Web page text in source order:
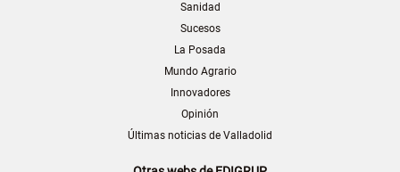
Sanidad
Sucesos
La Posada
Mundo Agrario
Innovadores
Opinión
Últimas noticias de Valladolid